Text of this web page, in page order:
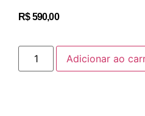
R$590,00
Adicionar ao